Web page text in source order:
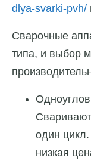
dlya-svarki-pvh/
Сварочные
типа, и выбор
один
низкая